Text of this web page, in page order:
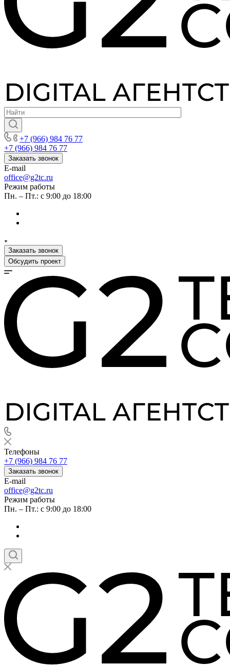
+7 (966) 984 76 77
+7 (966) 984 76 77
Заказать звонок
E-mail
office@g2tc.ru
Режим работы
Пн. – Пт.: с 9:00 до 18:00
Заказать звонок
Обсудить проект
Телефоны
+7 (966) 984 76 77
Заказать звонок
E-mail
office@g2tc.ru
Режим работы
Пн. – Пт.: с 9:00 до 18:00